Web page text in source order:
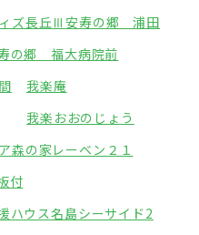
ズ長丘Ⅲ安寿の郷 浦田
の郷 福大病院前
我楽庵
我楽おおのじょう
森の家レーベン２１
付
ハウス名島シーサイド2